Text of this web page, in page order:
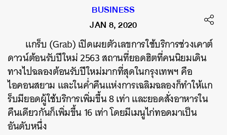
BUSINESS
JAN 8, 2020
แกร็บ (Grab) เปิดเผยตัวเลขการใช้บริการช่วงเคาต์
ดาวน์ต้อนรับปีใหม่ 2563 สถานที่ยอดฮิตที่คนนิยมเดิน
ทางไปฉลองต้อนรับปีใหม่มากที่สุดในกรุงเทพฯ คือ
ไอคอนสยาม และในค่ำคืนแห่งการเฉลิมฉลองก็ทำให้แก
ร็บมียอดผู้ใช้บริการเพิ่มขึ้น 8 เท่า และยอดสั่งอาหารใน
คืนเดียวกันก็เพิ่มขึ้น 16 เท่า​ โดยมีเมนูไก่ทอดมาเป็น
อันดับหนึ่ง